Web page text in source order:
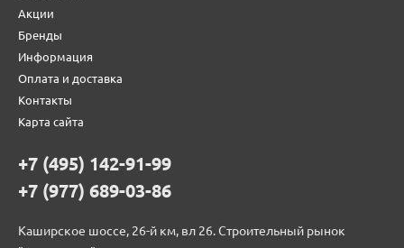
Акции
Бренды
Информация
Оплата и доставка
Контакты
Карта сайта
+7 (495) 142-91-99
+7 (977) 689-03-86
Каширское шоссе, 26-й км, вл 26. Строительный рынок